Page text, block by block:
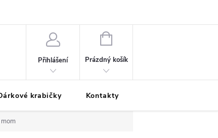
Přihlášení
NÁKUPNÍ
Prázdný košík
krabičky Kontakty